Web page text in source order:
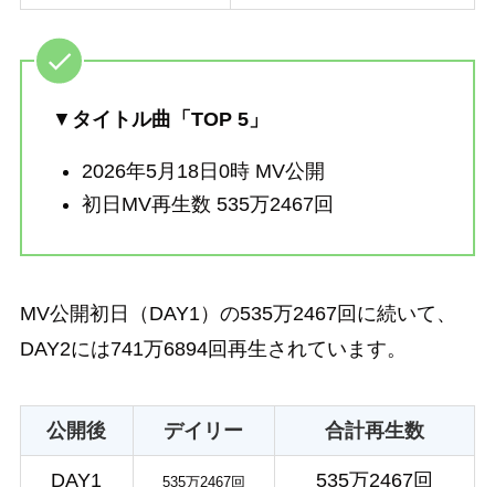
▼ タイトル曲「TOP 5」
2026年5月18日0時 MV公開
初日MV再生数 535万2467回
MV公開初日（DAY1）の535万2467回に続いて、
DAY2には741万6894回再生されています。
公開後 デイリー 合計再生数
DAY1 535万2467回 535万2467回